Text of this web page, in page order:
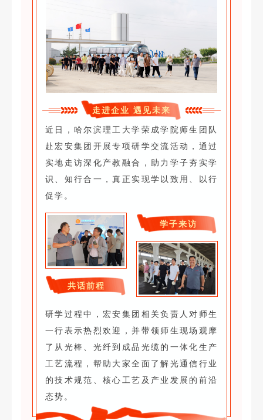
走进企业 遇见未来
近日，哈尔滨理工大学荣成学院师生团队
赴宏安集团开展专项研学交流活动，通过
实地走访深化产教融合，助力学子夯实学
识、知行合一，真正实现学以致用、以行
促学。
共话前程
学子来访
研学过程中，宏安集团相关负责人对师生
一行表示热烈欢迎，并带领师生现场观摩
了从光棒、光纤到成品光缆的一体化生产
工艺流程，帮助大家全面了解光通信行业
的技术规范、核心工艺及产业发展的前沿
态势。